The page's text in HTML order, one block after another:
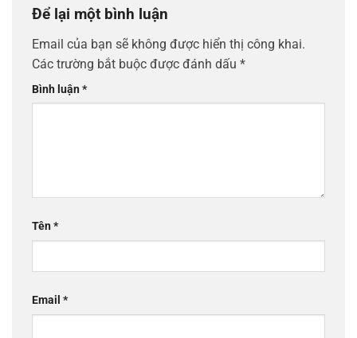
Để lại một bình luận
Email của bạn sẽ không được hiển thị công khai.
Các trường bắt buộc được đánh dấu *
Bình luận*
Tên*
Email *